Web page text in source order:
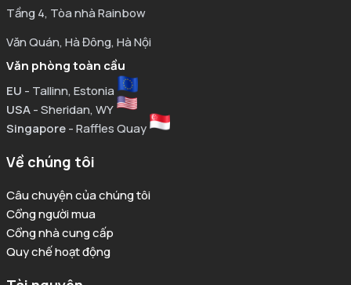
Tầng 4, Tòa nhà Rainbow
Văn Quán, Hà Đông, Hà Nội
Văn phòng toàn cầu
EU - Tallinn, Estonia
USA- Sheridan, WY
Singapore- Raffles Quay
Về chúng tôi
Câu chuyện của chúng tôi
Cổng người mua
Cổng nhà cung cấp
Quy chế hoạt động